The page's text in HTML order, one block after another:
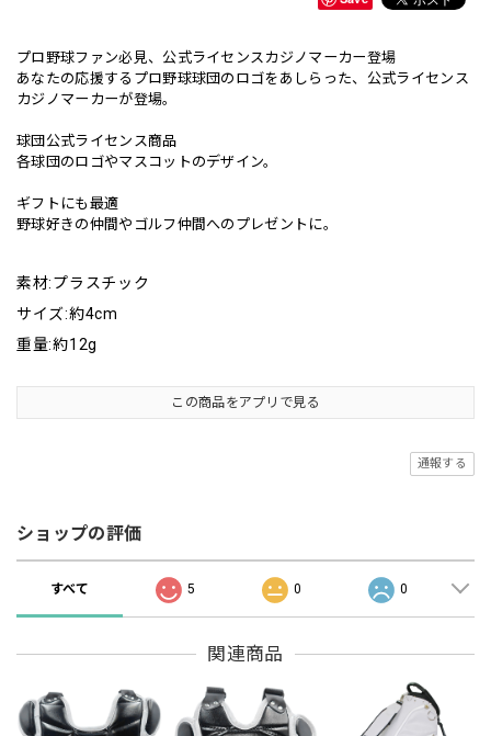
プロ野球ファン必見、公式ライセンスカジノマーカー登場
あなたの応援するプロ野球球団のロゴをあしらった、公式ライセンス
カジノマーカーが登場。
球団公式ライセンス商品
各球団のロゴやマスコットのデザイン。
ギフトにも最適
野球好きの仲間やゴルフ仲間へのプレゼントに。
素材:プラスチック
サイズ:約4cm
重量:約12g
この商品をアプリで見る
通報する
ショップの評価
すべて 5 0 0
関連商品